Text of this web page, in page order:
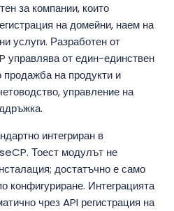
за компании, които
на домейни, наем на
услуги. Разработен от
управлява от един-единствен
продажба на продукти и
управление на
интегриран в
Тоест модулът не
достатъчно е само
конфигуриране. Интеграцията
чрез API регистрация на